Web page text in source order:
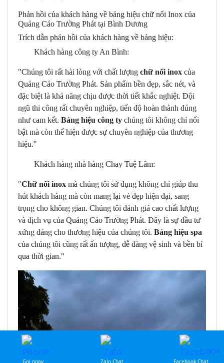
Phản hồi của khách hàng về bảng hiệu chữ nổi Inox của
Quảng Cáo Trường Phát tại Bình Dương
Trích dẫn phản hồi của khách hàng về bảng hiệu:
Khách hàng công ty An Bình:
"Chúng tôi rất hài lòng với chất lượng chữ nổi inox của
Quảng Cáo Trường Phát. Sản phẩm bền đẹp, sắc nét, và
đặc biệt là khả năng chịu được thời tiết khắc nghiệt. Đội
ngũ thi công rất chuyên nghiệp, tiến độ hoàn thành đúng
như cam kết. Bảng hiệu công ty chúng tôi không chỉ nổi
bật mà còn thể hiện được sự chuyên nghiệp của thương
hiệu."
Khách hàng nhà hàng Chay Tuệ Lâm:
"Chữ nổi inox mà chúng tôi sử dụng không chỉ giúp thu
hút khách hàng mà còn mang lại vẻ đẹp hiện đại, sang
trọng cho không gian. Chúng tôi đánh giá cao chất lượng
và dịch vụ của Quảng Cáo Trường Phát. Đây là sự đầu tư
xứng đáng cho thương hiệu của chúng tôi. Bảng hiệu spa
của chúng tôi cũng rất ấn tượng, dễ dàng vệ sinh và bền bỉ
qua thời gian."